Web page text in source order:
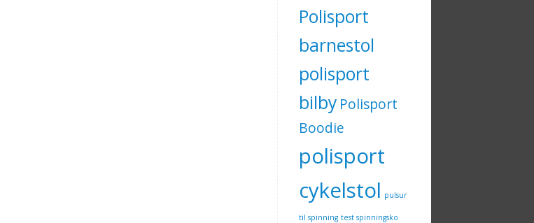
Polisport
barnestol
polisport
bilby Polisport
Boodie
polisport
cykelstol pulsur
til spinning test spinningsko